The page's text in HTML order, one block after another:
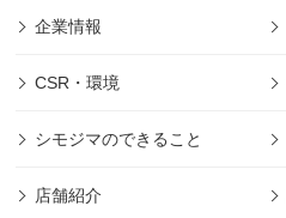
企業情報
CSR・環境
シモジマのできること
店舗紹介